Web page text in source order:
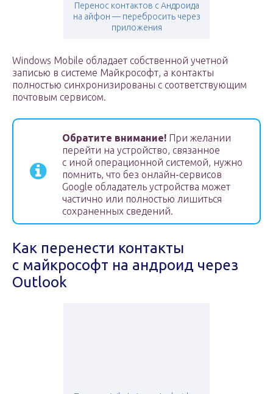
Перенос контактов с Андроида
на айфон — перебросить через
приложения
Windows Mobile обладает собственной учетной
записью в системе Майкрософт, а контакты
полностью синхронизированы с соответствующим
почтовым сервисом.
Обратите внимание! При желании
перейти на устройство, связанное
с иной операционной системой, нужно
помнить, что без онлайн-сервисов
Google обладатель устройства может
частично или полностью лишиться
сохраненных сведений.
Как перенести контакты
с майкрософт на андроид через
Outlook